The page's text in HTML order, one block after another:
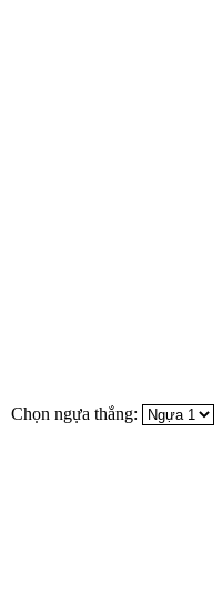
Chọn ngựa thắng: